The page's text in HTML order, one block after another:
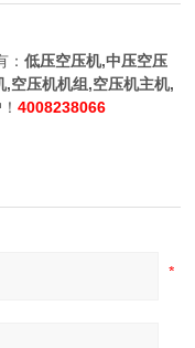
：低压空压机,中压空压
空压机机组,空压机主机,
4008238066